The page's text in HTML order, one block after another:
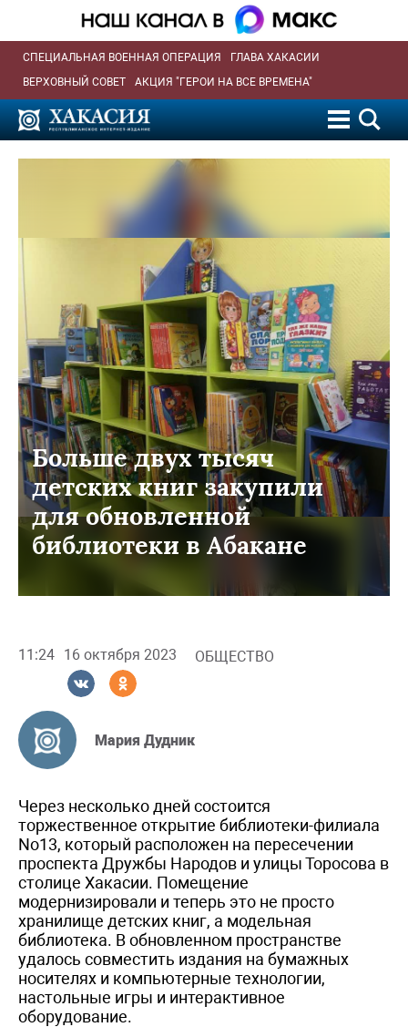
СПЕЦИАЛЬНАЯ ВОЕННАЯ ОПЕРАЦИЯ
ГЛАВА ХАКАСИИ
ВЕРХОВНЫЙ СОВЕТ
АКЦИЯ "ГЕРОИ НА ВСЕ ВРЕМЕНА"
Больше двух тысяч
детских книг закупили
для обновленной
библиотеки в Абакане
11:24 16 октября 2023 ОБЩЕСТВО
Мария Дудник
Через несколько дней состоится
торжественное открытие библиотеки-филиала
No13, который расположен на пересечении
проспекта Дружбы Народов и улицы Торосова в
столице Хакасии. Помещение
модернизировали и теперь это не просто
хранилище детских книг, а модельная
библиотека. В обновленном пространстве
удалось совместить издания на бумажных
носителях и компьютерные технологии,
настольные игры и интерактивное
оборудование.